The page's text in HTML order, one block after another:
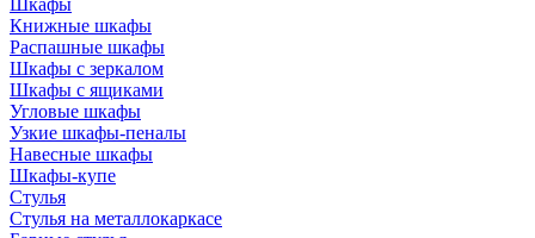
Шкафы
Книжные шкафы
Распашные шкафы
Шкафы с зеркалом
Шкафы с ящиками
Угловые шкафы
Узкие шкафы-пеналы
Навесные шкафы
Шкафы-купе
Стулья
Стулья на металлокаркасе